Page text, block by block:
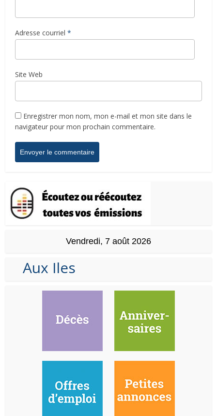
Adresse courriel *
Site Web
Enregistrer mon nom, mon e-mail et mon site dans le
navigateur pour mon prochain commentaire.
Vendredi, 7 août 2026
Aux Iles